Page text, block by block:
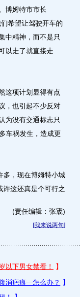
博姆特市市长
们希望让驾驶开车的
中精神，而不是只
以走了就直接走
项计划显得有点
，也引起不少反对
为没有交通标志只
车祸发生，造成更
，现在博姆特小城
许这还真是个可行之
(责任编辑：张宬)
[我来说两句]